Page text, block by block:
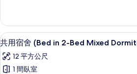
片
(Bed
in
6-
Bed
Mixed
宿
舍,
多
張
床
(Bed
顯
示
共
客房內
6
共用宿舍 (Bed in 2-Bed Mixed
12 平方公尺
1 間臥室